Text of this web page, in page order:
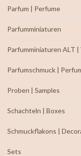
Parfum | Perfume
Parfumminiaturen
Parfumminiaturen ALT |
Parfumschmuck |
Proben | Samples
Schachteln | Boxes
Schmuckflakons |
Sets